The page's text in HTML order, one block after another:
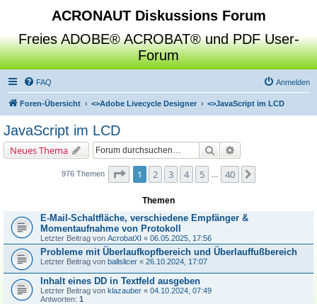
ACRONAUT Diskussions Forum
Freies ADOBE® ACROBAT® und PDF User-
Forum
FAQ Anmelden
Foren-Übersicht <>Adobe Livecycle Designer <>JavaScript im LCD
JavaScript im LCD
Neues Thema Suche
976 Themen Seite von
1 2 3 4 5 40
Themen
E-Mail-Schaltfläche, verschiedene Empfänger &
Momentaufnahme von Protokoll
Letzter Beitrag von AcrobatXI « 06.05.2025, 17:56
Probleme mit Überlaufkopfbereich und Überlauffußbereich
Letzter Beitrag von ballslicer « 26.10.2024, 17:07
Inhalt eines DD in Textfeld ausgeben
Letzter Beitrag von klazauber « 04.10.2024, 07:49
Antworten: 1